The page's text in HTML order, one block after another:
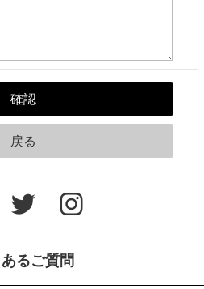
るご質問